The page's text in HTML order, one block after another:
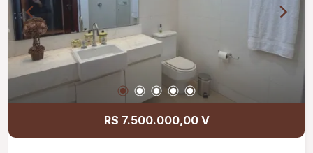
R$ 7.500.000,00 V